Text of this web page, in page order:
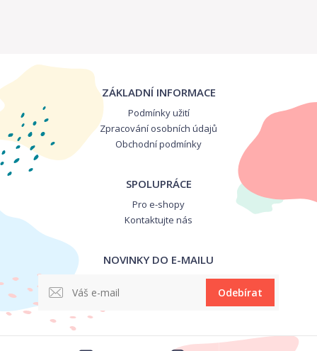
ZÁKLADNÍ INFORMACE
Podmínky užití
Zpracování osobních údajů
Obchodní podmínky
SPOLUPRÁCE
Pro e-shopy
Kontaktujte nás
NOVINKY DO E-MAILU
Odebírat